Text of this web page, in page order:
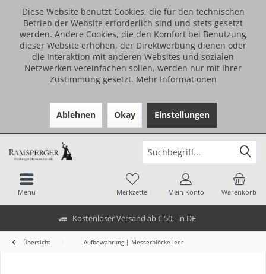
Diese Website benutzt Cookies, die für den technischen
Betrieb der Website erforderlich sind und stets gesetzt
werden. Andere Cookies, die den Komfort bei Benutzung
dieser Website erhöhen, der Direktwerbung dienen oder
die Interaktion mit anderen Websites und sozialen
Netzwerken vereinfachen sollen, werden nur mit Ihrer
Zustimmung gesetzt. Mehr Informationen
Ablehnen Okay Einstellungen
Kostenloser Versand ab € 50,- in DE
Warenkorb
Merkzettel Mein Konto
Menü
Übersicht Aufbewahrung | Messerblöcke leer